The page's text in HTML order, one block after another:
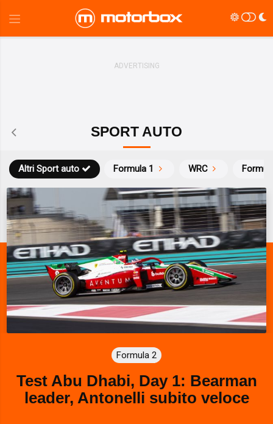
SPORT AUTO
Formula 1 WRC
Altri Sport auto
Formula 2
Test Abu Dhabi, Day 1: Bearman
leader, Antonelli subito veloce